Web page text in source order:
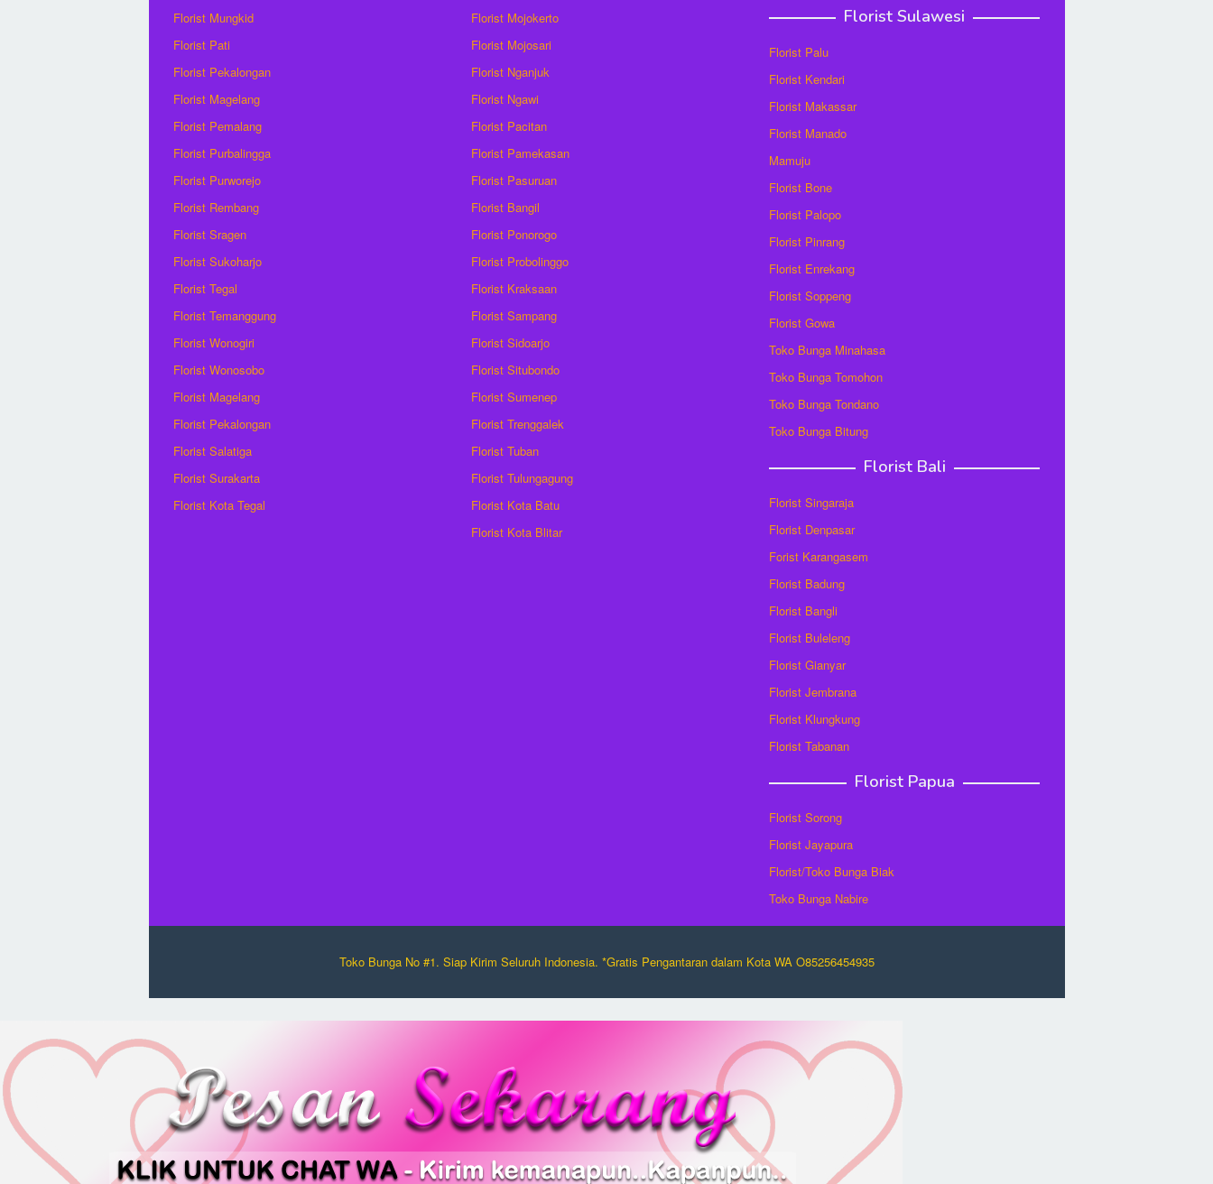
Florist Mungkid
Florist Pati
Florist Pekalongan
Florist Magelang
Florist Pemalang
Florist Purbalingga
Florist Purworejo
Florist Rembang
Florist Sragen
Florist Sukoharjo
Florist Tegal
Florist Temanggung
Florist Wonogiri
Florist Wonosobo
Florist Magelang
Florist Pekalongan
Florist Salatiga
Florist Surakarta
Florist Kota Tegal
Florist Mojokerto
Florist Mojosari
Florist Nganjuk
Florist Ngawi
Florist Pacitan
Florist Pamekasan
Florist Pasuruan
Florist Bangil
Florist Ponorogo
Florist Probolinggo
Florist Kraksaan
Florist Sampang
Florist Sidoarjo
Florist Situbondo
Florist Sumenep
Florist Trenggalek
Florist Tuban
Florist Tulungagung
Florist Kota Batu
Florist Kota Blitar
Florist Sulawesi
Florist Palu
Florist Kendari
Florist Makassar
Florist Manado
Mamuju
Florist Bone
Florist Palopo
Florist Pinrang
Florist Enrekang
Florist Soppeng
Florist Gowa
Toko Bunga Minahasa
Toko Bunga Tomohon
Toko Bunga Tondano
Toko Bunga Bitung
Florist Bali
Florist Singaraja
Florist Denpasar
Forist Karangasem
Florist Badung
Florist Bangli
Florist Buleleng
Florist Gianyar
Florist Jembrana
Florist Klungkung
Florist Tabanan
Florist Papua
Florist Sorong
Florist Jayapura
Florist/Toko Bunga Biak
Toko Bunga Nabire
Toko Bunga No #1. Siap Kirim Seluruh Indonesia. *Gratis Pengantaran dalam Kota WA O85256454935